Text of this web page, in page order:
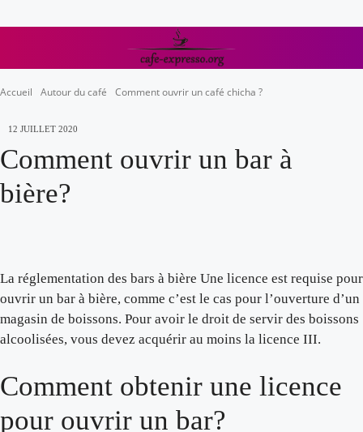
Accueil Autour du café Comment ouvrir un café chicha ?
12 JUILLET 2020
Comment ouvrir un bar à
bière?
La réglementation des bars à bière Une licence est requise pour
ouvrir un bar à bière, comme c’est le cas pour l’ouverture d’un
magasin de boissons. Pour avoir le droit de servir des boissons
alcoolisées, vous devez acquérir au moins la licence III.
Comment obtenir une licence
pour ouvrir un bar?